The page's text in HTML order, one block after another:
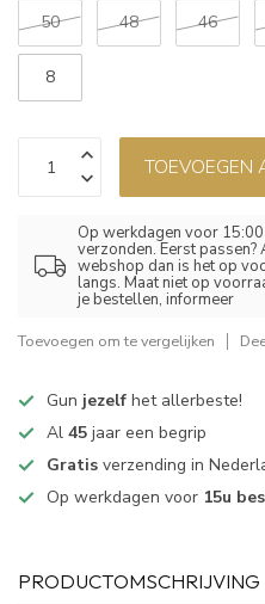
50 48 46
8
TOEVOEGEN
Op werkdagen voor
verzonden. Eerst
webshop dan is het op
langs. Maat niet op
je bestellen, informeer
Toevoegen om te vergelijken
Gun jezelf het allerbeste!
Al 45 jaar een begrip
Gratis verzending in
Op werkdagen voor 15u
PRODUCTOMSCHRIJVING